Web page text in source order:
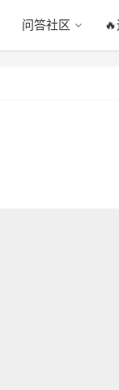
问答社区